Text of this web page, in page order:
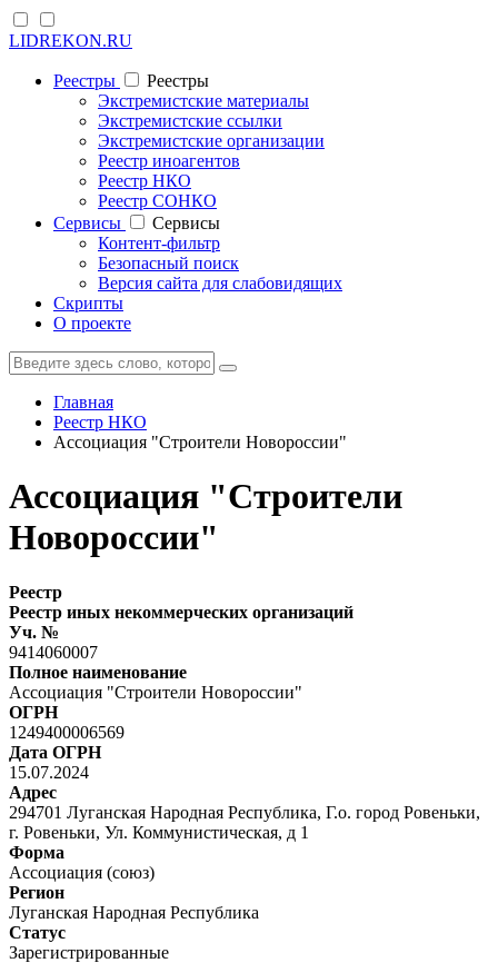
LIDREKON.RU
Реестры
Реестры
Экстремистские материалы
Экстремистские ссылки
Экстремистские организации
Реестр иноагентов
Реестр НКО
Реестр СОНКО
Cервисы
Cервисы
Контент-фильтр
Безопасный поиск
Версия сайта для слабовидящих
Скрипты
О проекте
Главная
Реестр НКО
Ассоциация "Строители Новороссии"
Ассоциация "Строители
Новороссии"
Реестр
Реестр иных некоммерческих организаций
Уч. №
9414060007
Полное наименование
Ассоциация "Строители Новороссии"
ОГРН
1249400006569
Дата ОГРН
15.07.2024
Адрес
294701 Луганская Народная Республика, Г.о. город Ровеньки,
г. Ровеньки, Ул. Коммунистическая, д 1
Форма
Ассоциация (союз)
Регион
Луганская Народная Республика
Статус
Зарегистрированные